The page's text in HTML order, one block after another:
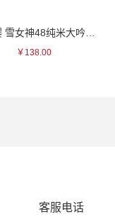
出羽樱 雪女神48纯米大吟酿清酒
￥138.00
客服电话